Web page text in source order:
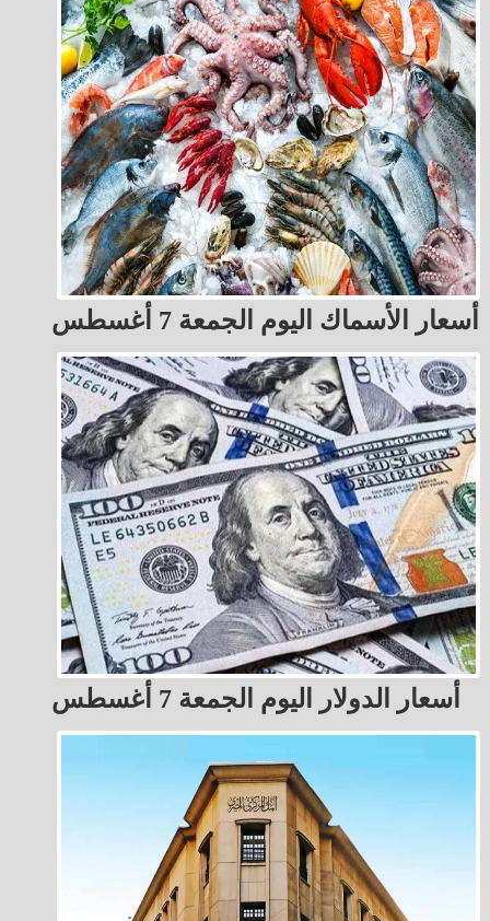
أسعار الأسماك اليوم الجمعة 7 أغسطس
أسعار الدولار اليوم الجمعة 7 أغسطس